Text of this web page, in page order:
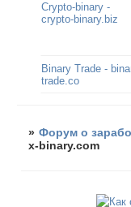
Crypto-binary -
crypto-binary.biz
Binary Trade -
trade.co
» Форум о
x-binary.com